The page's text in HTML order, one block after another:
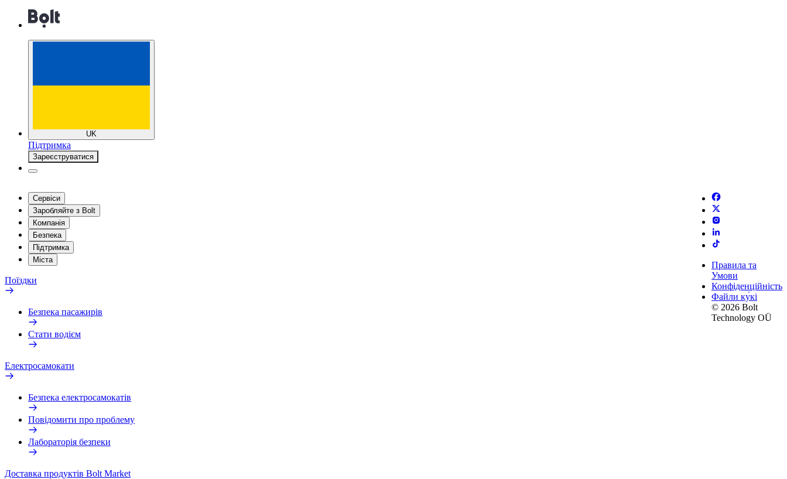
UK
Підтримка
Зареєструватися
Сервіси
Заробляйте з Bolt
Компанія
Безпека
Підтримка
Міста
Поїздки
Безпека пасажирів
Стати водієм
Електросамокати
Безпека електросамокатів
Повідомити про проблему
Лабораторія безпеки
Доставка продуктів Bolt Market
Правила та
Умови
Конфіденційність
Файли ку́кі
© 2026 Bolt
Technology OÜ